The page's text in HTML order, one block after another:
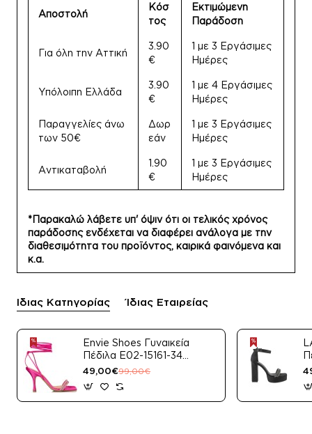
Αποστολή
Κόσ
τος
Εκτιμώμενη
Παράδοση
Για όλη την Αττική
3.90
€
1 με 3 Εργάσιμες
Ημέρες
Υπόλοιπη Ελλάδα
3.90
€
1 με 4 Εργάσιμες
Ημέρες
Παραγγελίες άνω
των 50€
Δωρ
εάν
1 με 3 Εργάσιμες
Ημέρες
Αντικαταβολή
1.90
€
1 με 3 Εργάσιμες
Ημέρες
*Παρακαλώ λάβετε υπ' όψιν ότι οι τελικός χρόνος
παράδοσης ενδέχεται να διαφέρει ανάλογα με την
διαθεσιμότητα του προϊόντος, καιρικά φαινόμενα και
κ.α.
Ίδιας Κατηγορίας Ίδιας Εταιρείας
Envie Shoes Γυναικεία
Πέδιλα E02-15161-34
Μαύρο Satin
49,00€99,00€